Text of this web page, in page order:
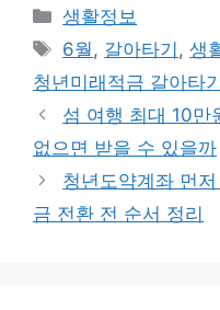
카
테
리
생활정보
태
그
6월, 갈아타기 ,생
청년미래적금 갈아타기
섬 여행 최대 10만
없으면 받을 수 있을까
청년도약계좌 먼
금 전환 전 순서 정리